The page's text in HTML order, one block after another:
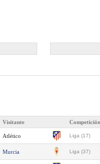
Visitante Competición
Atlético Liga (17)
Murcia Liga (37)